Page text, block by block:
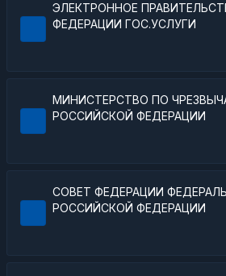
ЭЛЕКТРОННОЕ
ФЕДЕРАЦИИ ГОС.УСЛУГИ
МИНИСТЕРСТВО ПО
РОССИЙСКОЙ ФЕДЕРАЦИИ
СОВЕТ ФЕДЕРАЦИИ
РОССИЙСКОЙ ФЕДЕРАЦИИ